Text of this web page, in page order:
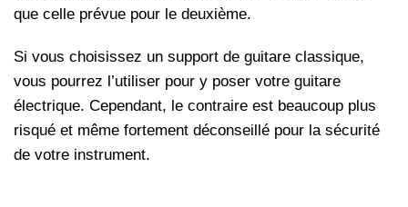
que celle prévue pour le deuxième.
Si vous choisissez un support de guitare classique,
vous pourrez l’utiliser pour y poser votre guitare
électrique. Cependant, le contraire est beaucoup plus
risqué et même fortement déconseillé pour la sécurité
de votre instrument.